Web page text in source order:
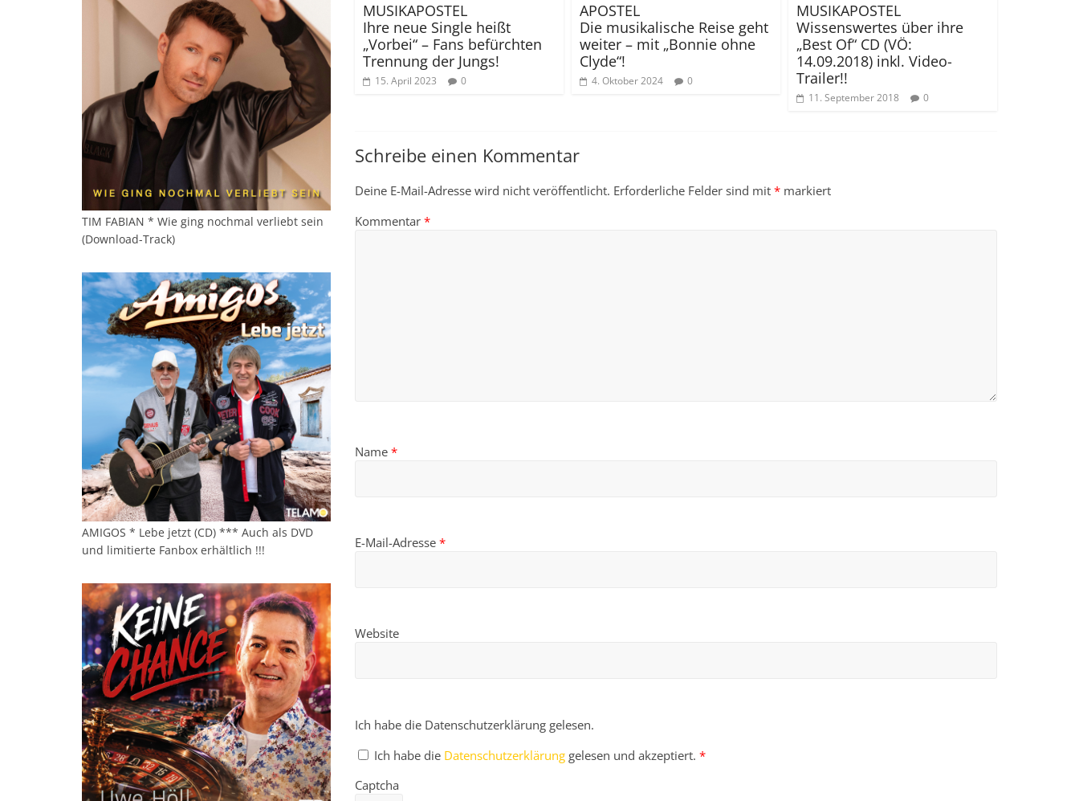
MUSIKAPOSTEL
Ihre neue Single heißt
„Vorbei“ – Fans befürchten
Trennung der Jungs!
15. April 2023 0
APOSTEL
Die musikalische Reise geht
weiter – mit „Bonnie ohne
Clyde“!
4. Oktober 2024 0
MUSIKAPOSTEL
Wissenswertes über ihre
„Best Of“ CD (VÖ:
14.09.2018) inkl. Video-
Trailer!!
11. September 2018 0
Schreibe einen Kommentar
Deine E-Mail-Adresse wird nicht veröffentlicht. Erforderliche Felder sind mit * markiert
Kommentar *
Name *
E-Mail-Adresse *
Website
Ich habe die Datenschutzerklärung gelesen.
Ich habe die Datenschutzerklärung gelesen und akzeptiert. *
Captcha
TIM FABIAN * Wie ging nochmal verliebt sein
(Download-Track)
AMIGOS * Lebe jetzt (CD) *** Auch als DVD
und limitierte Fanbox erhältlich !!!